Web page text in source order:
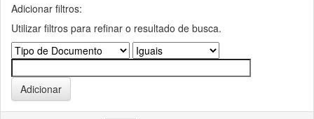
Adicionar filtros:
Utilizar filtros para refinar o resultado de busca.